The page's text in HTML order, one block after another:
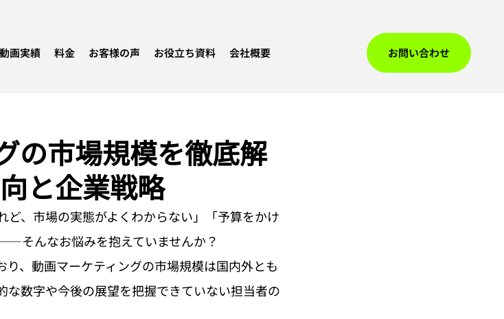
お問い合わせ
動画実績 料金 お客様の声 お役立ち資料 会社概要
の市場規模を徹底解
と企業戦略
ど、市場の実態がよくわからない」「予算をかけ
そんなお悩みを抱えていませんか？
、動画マーケティングの市場規模は国内外とも
な数字や今後の展望を把握できていない担当者の